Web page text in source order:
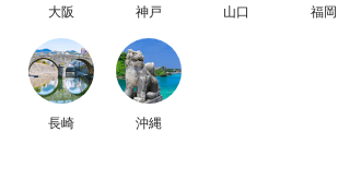
大阪 神戸 山口 福岡
長崎 沖縄